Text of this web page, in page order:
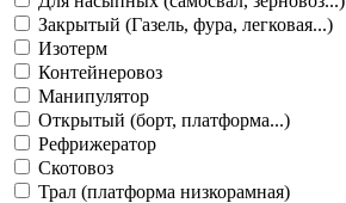
Закрытый (Газель, фура, легковая...)
Изотерм
Контейнеровоз
Манипулятор
Открытый (борт, платформа...)
Рефрижератор
Скотовоз
Трал (платформа низкорамная)